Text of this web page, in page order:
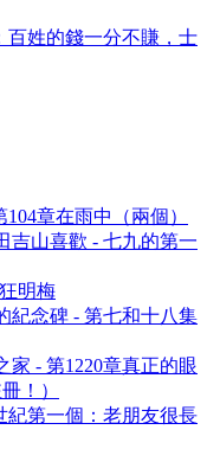
百姓的錢一分不賺，士
章在雨中（兩個）
吉山喜歡 - 七九的第一
明梅
紀念碑 - 第七和十八集
家 - 第1220章真正的眼
！）
紀第一個：老朋友很長